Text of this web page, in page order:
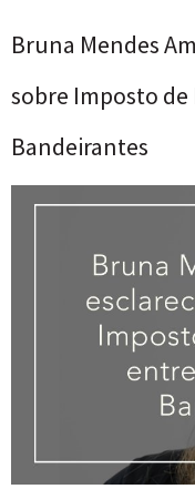
Bruna Mendes
sobre Imposto de
Bandeirantes